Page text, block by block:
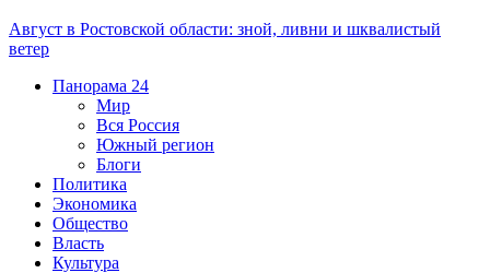
Август в Ростовской области: зной, ливни и шквалистый
ветер
Панорама 24
Мир
Вся Россия
Южный регион
Блоги
Политика
Экономика
Общество
Власть
Культура